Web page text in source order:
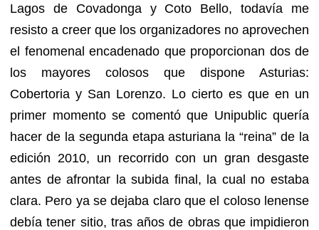
Lagos de Covadonga y Coto Bello, todavía me
resisto a creer que los organizadores no aprovechen
el fenomenal encadenado que proporcionan dos de
los mayores colosos que dispone Asturias:
Cobertoria y San Lorenzo. Lo cierto es que en un
primer momento se comentó que Unipublic quería
hacer de la segunda etapa asturiana la “reina” de la
edición 2010, un recorrido con un gran desgaste
antes de afrontar la subida final, la cual no estaba
clara. Pero ya se dejaba claro que el coloso lenense
debía tener sitio, tras años de obras que impidieron